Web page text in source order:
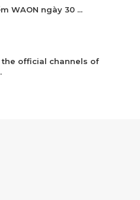
WAON ngày 30 ...
official channels of